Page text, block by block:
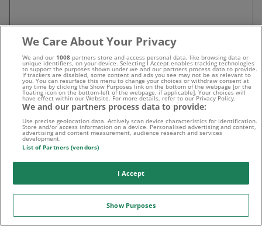
Beste Wettanbieter
Wettbonus Vergleich
We Care About Your Privacy
We and our 1008 partners store and access personal data, like browsing data or
unique identifiers, on your device. Selecting I Accept enables tracking technologies
to support the purposes shown under we and our partners process data to provide.
If trackers are disabled, some content and ads you see may not be as relevant to
you. You can resurface this menu to change your choices or withdraw consent at
any time by clicking the Show Purposes link on the bottom of the webpage [or the
floating icon on the bottom-left of the webpage, if applicable]. Your choices will
have effect within our Website. For more details, refer to our Privacy Policy.
We and our partners process data to provide:
Use precise geolocation data. Actively scan device characteristics for identification.
Store and/or access information on a device. Personalised advertising and content,
advertising and content measurement, audience research and services
development.
List of Partners (vendors)
I Accept
Show Purposes